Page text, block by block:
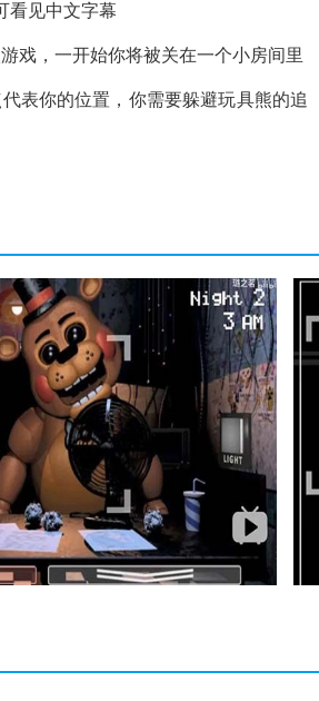
看见中文字幕
戏，一开始你将被关在一个小房间里
表你的位置，你需要躲避玩具熊的追